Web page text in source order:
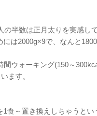
半数は正月太りを実感して
は2000g×9で、なんと
ウォーキング(150～
ます。
食～置き換えしちゃうとい